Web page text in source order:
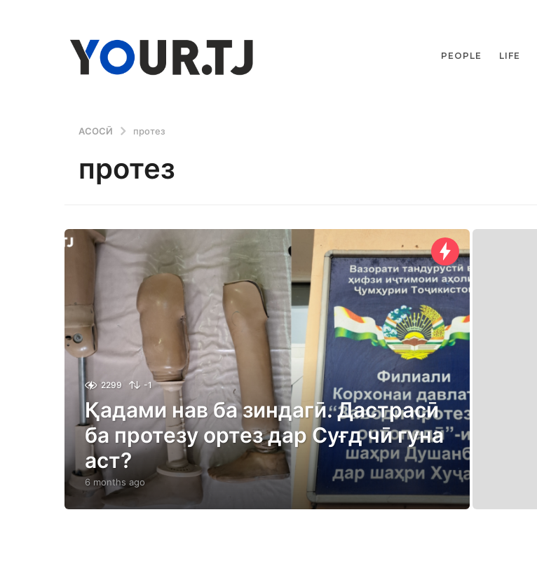
PEOPLE LIFE
АСОСӢ протез
протез
2299 -1
Қадами нав ба зиндагӣ. Дастрасӣ
ба протезу ортез дар Суғд чӣ гуна
аст?
6 months ago
o